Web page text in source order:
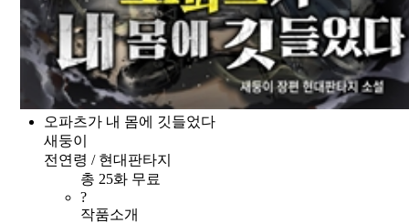
오파츠가 내 몸에 깃들었다
새둥이
전연령 / 현대판타지
총 25화 무료
?
작품소개